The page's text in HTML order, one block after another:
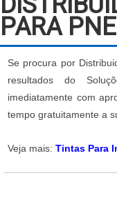
PARA
Se procura por
resultados do
imediatamente com
tempo gratuitamente a
Veja mais: Tintas Para